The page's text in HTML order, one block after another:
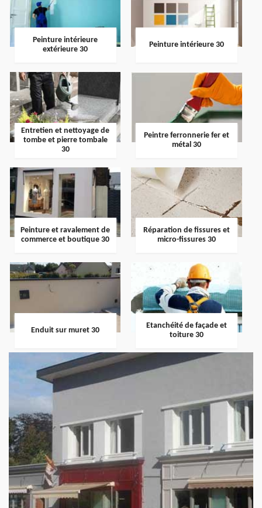
Peinture intérieure
extérieure 30
Peinture intérieure 30
Entretien et nettoyage de
tombe et pierre tombale
30
Peintre ferronnerie fer et
métal 30
Peinture et ravalement de
commerce et boutique 30
Réparation de fissures et
micro-fissures 30
Enduit sur muret 30
Etanchéité de façade et
toiture 30